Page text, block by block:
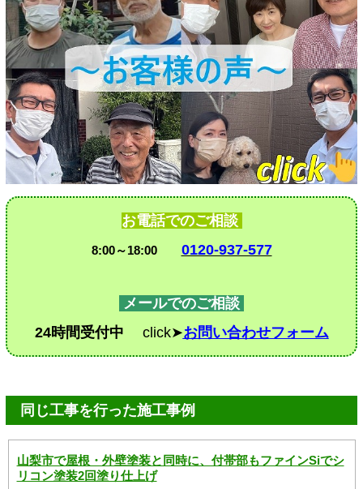
お電話でのご相談
8:00～18:00 0120-937-577
メールでのご相談
24時間受付中 click➤お問い合わせフォーム
同じ工事を行った施工事例
山梨市で屋根・外壁塗装と同時に、付帯部もファインSiでシ
リコン塗装2回塗り仕上げ